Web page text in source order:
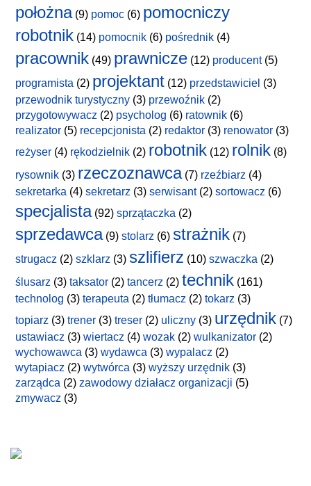
położna(9) pomoc (6) pomocniczy
robotnik (14) pomocnik (6) pośrednik (4)
pracownik (49) prawnicze (12) producent(5)
programista (2) projektant (12) przedstawiciel (3)
przewodnik turystyczny (3) przewoźnik (2)
przygotowywacz (2) psycholog (6) ratownik (6)
realizator (5) recepcjonista (2) redaktor (3) renowator (3)
reżyser (4) rękodzielnik (2) robotnik (12) rolnik (8)
rysownik (3) rzeczoznawca(7) rzeźbiarz (4)
sekretarka (4) sekretarz (3) serwisant(2) sortowacz (6)
specjalista(92) sprzątaczka (2)
sprzedawca(9) stolarz (6) strażnik (7)
strugacz (2) szklarz (3) szlifierz (10) szwaczka (2)
ślusarz (3) taksator (2) tancerz (2) technik (161)
technolog (3) terapeuta (2) tłumacz (2) tokarz (3)
topiarz (3) trener (3) treser (2) uliczny (3) urzędnik (7)
ustawiacz (3) wiertacz (4) wozak (2) wulkanizator (2)
wychowawca (3) wydawca (3) wypalacz (2)
wytapiacz (2) wytwórca (3) wyższy urzędnik (3)
zarządca (2) zawodowy działacz organizacji (5)
zmywacz (3)